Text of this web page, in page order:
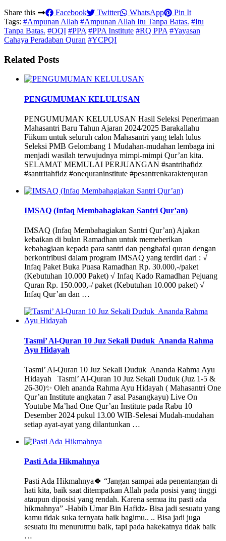
Share this
Facebook Twitter WhatsApp
Pin It
Tags: #Ampunan Allah #Ampunan Allah Itu Tanpa Batas. #Itu
Tanpa Batas. #OQI #PPA #PPA Institute #RQ PPA #Yayasan
Cahaya Peradaban Quran #YCPQI
Related Posts
PENGUMUMAN KELULUSAN
PENGUMUMAN KELULUSAN Hasil Seleksi Penerimaan
Mahasantri Baru Tahun Ajaran 2024/2025 Barakallahu
Fiikum untuk seluruh calon Mahasantri yang telah lulus
Seleksi PMB Gelombang 1 Mudahan-mudahan lembaga ini
menjadi wasilah terwujudnya mimpi-mimpi Qur’an kita.
SELAMAT MEMULAI PERJUANGAN #santrihafidz
#santritahfidz #onequraninstitute #pesantrenkarakterquran
IMSAQ (Infaq Membahagiakan Santri Qur’an)
IMSAQ (Infaq Membahagiakan Santri Qur’an) Ajakan
kebaikan di bulan Ramadhan untuk memeberikan
kebahagiaan kepada para santri dan penghafal quran dengan
berkontribusi dalam program IMSAQ yang terdiri dari : √
Infaq Paket Buka Puasa Ramadhan Rp. 30.000,-/paket
(Kebutuhan 10.000 Paket) √ Infaq Kado Ramadhan Pejuang
Quran Rp. 150.000,-/ paket (Kebutuhan 10.000 paket) √
Infaq Qur’an dan …
Tasmi’ Al-Quran 10 Juz Sekali Duduk Ananda Rahma
Ayu Hidayah
Tasmi’ Al-Quran 10 Juz Sekali Duduk Ananda Rahma Ayu
Hidayah Tasmi’ Al-Quran 10 Juz Sekali Duduk (Juz 1-5 &
26-30)✨ Oleh ananda Rahma Ayu Hidayah ( Mahasantri One
Qur’an Institute angkatan 7 asal Pasangkayu) Live On
Youtube Ma’had One Qur’an Institute pada Rabu 10
Desember 2024 pukul 13.00 WIB-Selesai Mudah-mudahan
setiap ayat-ayat yang dilantunkan …
Pasti Ada Hikmahnya
Pasti Ada Hikmahnya🍀 “Jangan sampai ada penentangan di
hati kita, baik saat ditempatkan Allah pada posisi yang tinggi
ataupun diposisi yang rendah. Karena semua itu pasti ada
hikmahnya” -Habib Umar Bin Hafidz- Bisa jadi sesuatu yang
kamu tidak suka ternyata baik bagimu.. .. Bisa jadi juga
sesuatu itu menurutmu baik, tapi pada hakekatnya tidak baik
…